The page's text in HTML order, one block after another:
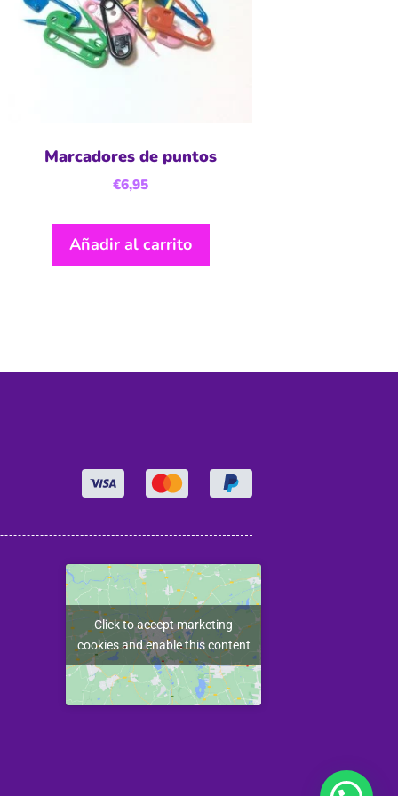
Marcadores de puntos
€6,95
Añadir al carrito
Click to accept marketing
cookies and enable this content